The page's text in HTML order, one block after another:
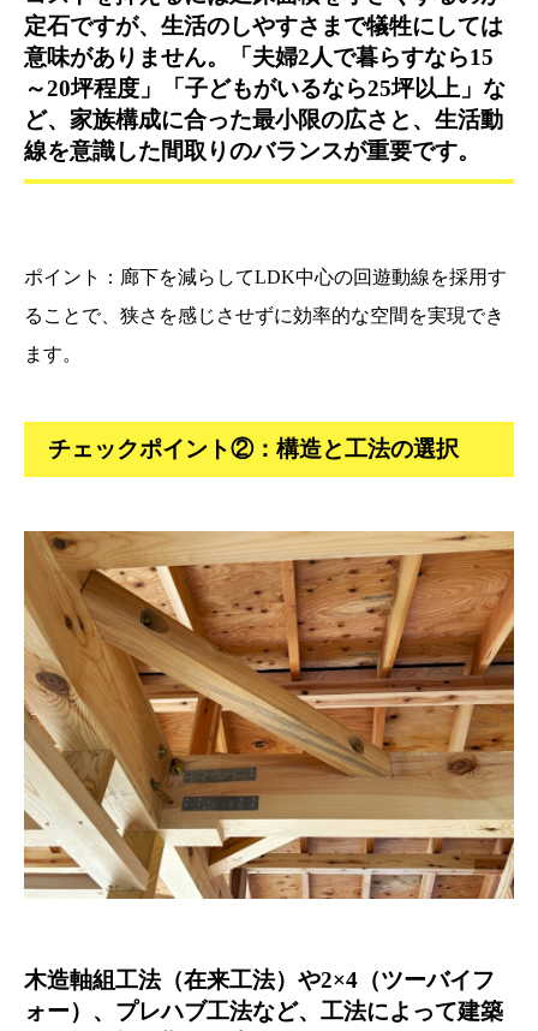
定石ですが、生活のしやすさまで犠牲にしては
意味がありません。「夫婦2人で暮らすなら15
～20坪程度」「子どもがいるなら25坪以上」な
ど、家族構成に合った最小限の広さと、生活動
線を意識した間取りのバランスが重要です。
ポイント：廊下を減らしてLDK中心の回遊動線を採用す
ることで、狭さを感じさせずに効率的な空間を実現でき
ます。
チェックポイント②：構造と工法の選択
木造軸組工法（在来工法）や2×4（ツーバイフ
ォー）、プレハブ工法など、工法によって建築